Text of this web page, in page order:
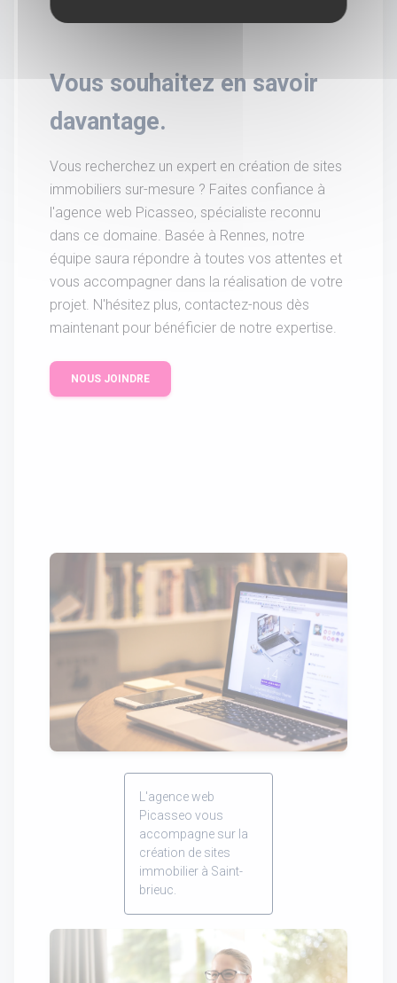
Vous souhaitez en savoir
davantage.
Vous recherchez un expert en création de sites
immobiliers sur-mesure ? Faites confiance à
l'agence web Picasseo, spécialiste reconnu
dans ce domaine. Basée à Rennes, notre
équipe saura répondre à toutes vos attentes et
vous accompagner dans la réalisation de votre
projet. N'hésitez plus, contactez-nous dès
maintenant pour bénéficier de notre expertise.
NOUS JOINDRE
L'agence web
Picasseo vous
accompagne sur la
création de sites
immobilier à Saint-
brieuc.